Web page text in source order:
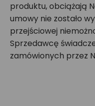
produktu, obciążają
umowy nie zostało
przejściowej
Sprzedawcę
zamówionych przez